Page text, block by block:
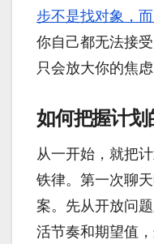
步不是找对象，
你自己都无法接
只会放大你的焦
如何把握计划
从一开始，就把
铁律。第一次聊
案。先从开放问
活节奏和期望值